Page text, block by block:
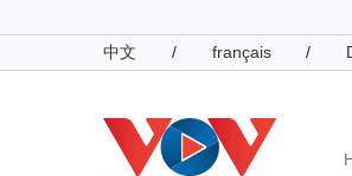
中文
/ français /